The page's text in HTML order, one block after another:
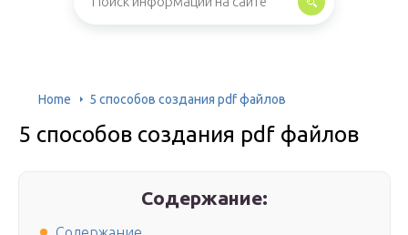
Home 5 способов создания pdf файлов
5 способов создания pdf файлов
Содержание: